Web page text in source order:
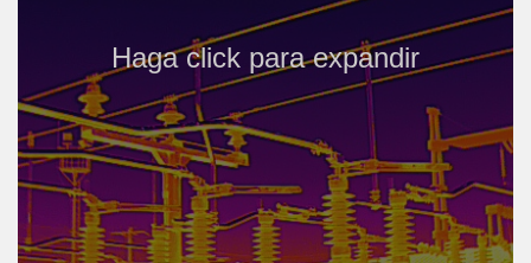
Haga click para expandir